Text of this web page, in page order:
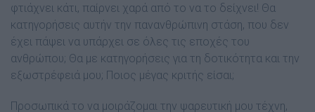
φτιάχνει κάτι, παίρνει χαρά από το να το δείχνει! Θα
κατηγορήσεις αυτήν την πανανθρώπινη στάση, που δεν
έχει πάψει να υπάρχει σε όλες τις εποχές του
ανθρώπου; Θα µε κατηγορήσεις για τη δοτικότητα και την
εξωστρέφειά µου; Ποιος µέγας κριτής είσαι;
Προσωπικά το να µοιράζοµαι την ψαρευτική µου τέχνη,